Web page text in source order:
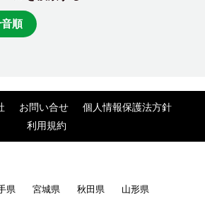
順
お問い合せ
個人情報保護法方針
利用規約
県 宮城県 秋田県
山形県